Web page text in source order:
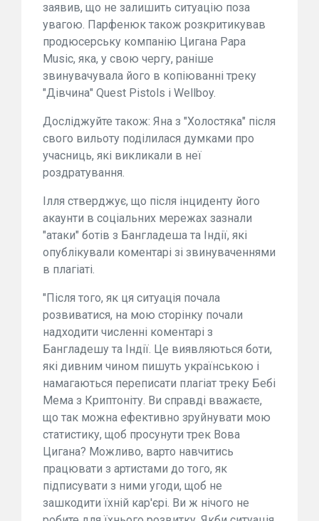
заявив, що не залишить ситуацію поза
увагою. Парфенюк також розкритикував
продюсерську компанію Цигана Papa
Music, яка, у свою чергу, раніше
звинувачувала його в копіюванні треку
"Дівчина" Quest Pistols і Wellboy.
Досліджуйте також: Яна з "Холостяка" після
свого вильоту поділилася думками про
учасниць, які викликали в неї
роздратування.
Ілля стверджує, що після інциденту його
акаунти в соціальних мережах зазнали
"атаки" ботів з Бангладеша та Індії, які
опублікували коментарі зі звинуваченнями
в плагіаті.
"Після того, як ця ситуація почала
розвиватися, на мою сторінку почали
надходити численні коментарі з
Бангладешу та Індії. Це виявляються боти,
які дивним чином пишуть українською і
намагаються переписати плагіат треку Бебі
Мема з Криптоніту. Ви справді вважаєте,
що так можна ефективно зруйнувати мою
статистику, щоб просунути трек Вова
Цигана? Можливо, варто навчитись
працювати з артистами до того, як
підписувати з ними угоди, щоб не
зашкодити їхній кар'єрі. Ви ж нічого не